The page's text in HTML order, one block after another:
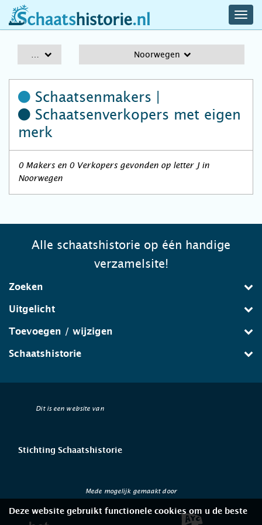
schaatshistorie.nl
Noorwegen
Schaatsenmakers |
Schaatsenverkopers met eigen
merk
0 Makers en 0 Verkopers gevonden op letter J in
Noorwegen
Alle schaatshistorie op één handige
verzamelsite!
Zoeken
Uitgelicht
Toevoegen / wijzigen
Schaatshistorie
Dit is een website van
Stichting Schaatshistorie
Mede mogelijk gemaakt door
Deze website gebruikt functionele cookies om u de beste